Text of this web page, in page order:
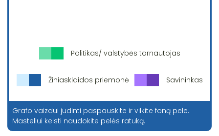
Politikas/ valstybės tarnautojas
Žiniasklaidos priemonė Savininkas
Grafo vaizdui judinti paspauskite ir vilkite foną pele.
Masteliui keisti naudokite pelės ratuką.